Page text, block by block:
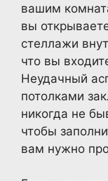
вашим
вы
стеллажи
что вы
Неудачный
потолками
никогда не
чтобы
вам нужно